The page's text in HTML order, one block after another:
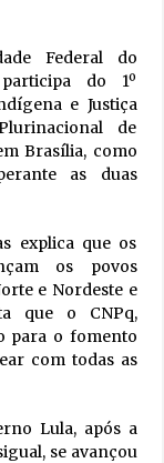
Federal do
do 1º
e Justiça
de
Brasília, como
as duas
explica que os
os povos
e Nordeste e
que o CNPq,
para o fomento
com todas as
Lula, após a
se avançou